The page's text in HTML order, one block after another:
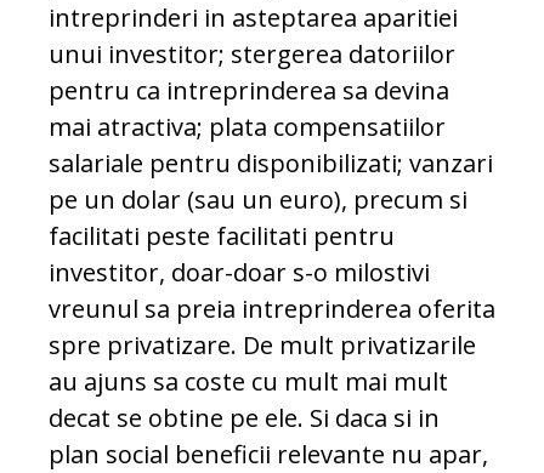
intreprinderi in asteptarea aparitiei
unui investitor; stergerea datoriilor
pentru ca intreprinderea sa devina
mai atractiva; plata compensatiilor
salariale pentru disponibilizati; vanzari
pe un dolar (sau un euro), precum si
facilitati peste facilitati pentru
investitor, doar-doar s-o milostivi
vreunul sa preia intreprinderea oferita
spre privatizare. De mult privatizarile
au ajuns sa coste cu mult mai mult
decat se obtine pe ele. Si daca si in
plan social beneficii relevante nu apar,